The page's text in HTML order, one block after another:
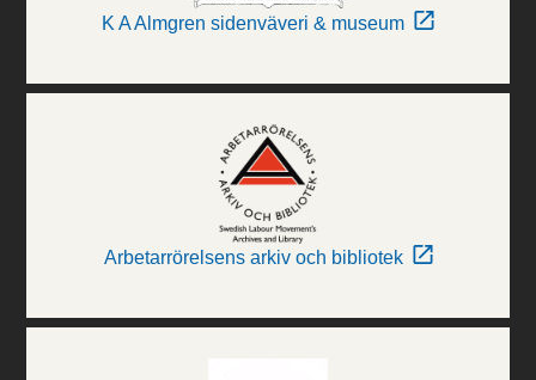
K A Almgren sidenväveri & museum
Arbetarrörelsens arkiv och bibliotek